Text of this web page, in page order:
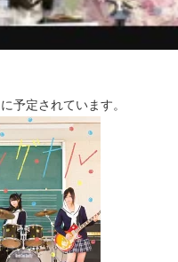
予定されています。